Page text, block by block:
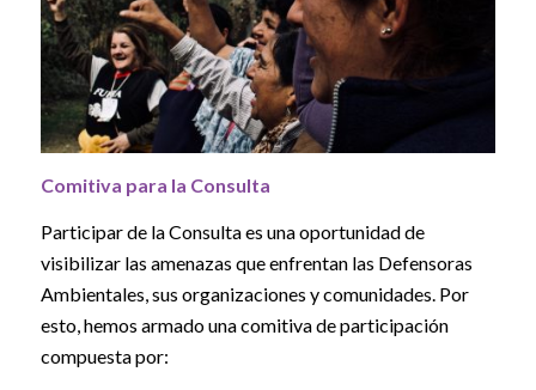
Comitiva para la Consulta
Participar de la Consulta es una oportunidad de
visibilizar las amenazas que enfrentan las Defensoras
Ambientales, sus organizaciones y comunidades. Por
esto, hemos armado una comitiva de participación
compuesta por: